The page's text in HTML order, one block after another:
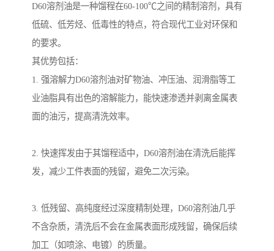
D60溶剂油是一种馏程在60-100℃之间的精制溶剂，具有
低硫、低芳烃、低毒性的特点，符合现代工业对环保和
的要求。
其优势包括：
1. 强溶解力D60溶剂油对矿物油、冲压油、润滑脂等工
业油脂具有出色的溶解能力，能快速渗透并剥离金属表
面的油污，提高清洗效率。
2. 快速挥发由于其馏程适中，D60溶剂油在清洗后能挥
发，减少工件表面的残留，避免二次污染。
3. 低残留、高纯度经过深度精制处理，D60溶剂油几乎
不含杂质，清洗后不会在金属表面形成残留，确保后续
加工（如喷涂、电镀）的质量。